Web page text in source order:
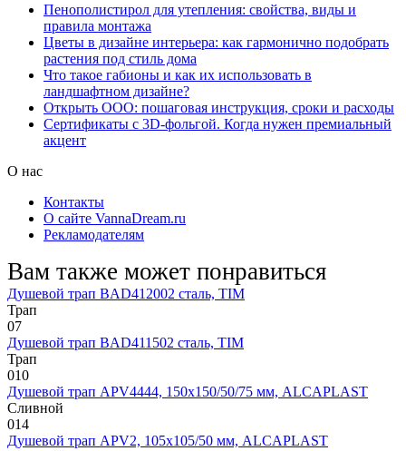
Пенополистирол для утепления: свойства, виды и
правила монтажа
Цветы в дизайне интерьера: как гармонично подобрать
растения под стиль дома
Что такое габионы и как их использовать в
ландшафтном дизайне?
Открыть ООО: пошаговая инструкция, сроки и расходы
Сертификаты с 3D-фольгой. Когда нужен премиальный
акцент
О нас
Контакты
О сайте VannaDream.ru
Рекламодателям
Вам также может понравиться
Душевой трап BAD412002 сталь, TIM
Трап
07
Душевой трап BAD411502 сталь, TIM
Трап
010
Душевой трап APV4444, 150х150/50/75 мм, ALCAPLAST
Сливной
014
Душевой трап APV2, 105х105/50 мм, ALCAPLAST